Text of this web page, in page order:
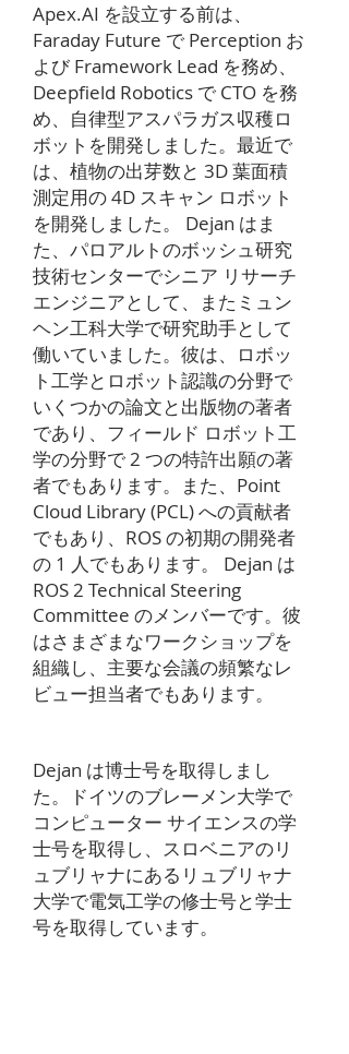
Apex.AI を設立する前は、
Faraday Future で Perception お
よび Framework Lead を務め、
Deepfield Robotics で CTO を務
め、自律型アスパラガス収穫ロ
ボットを開発しました。最近で
は、植物の出芽数と 3D 葉面積
測定用の 4D スキャン ロボット
を開発しました。 Dejan はま
た、パロアルトのボッシュ研究
技術センターでシニア リサーチ
エンジニアとして、またミュン
ヘン工科大学で研究助手として
働いていました。彼は、ロボッ
ト工学とロボット認識の分野で
いくつかの論文と出版物の著者
であり、フィールド ロボット工
学の分野で 2 つの特許出願の著
者でもあります。また、Point
Cloud Library (PCL) への貢献者
でもあり、ROS の初期の開発者
の 1 人でもあります。 Dejan は
ROS 2 Technical Steering
Committee のメンバーです。彼
はさまざまなワークショップを
組織し、主要な会議の頻繁なレ
ビュー担当者でもあります。
Dejan は博士号を取得しまし
た。ドイツのブレーメン大学で
コンピューター サイエンスの学
士号を取得し、スロベニアのリ
ュブリャナにあるリュブリャナ
大学で電気工学の修士号と学士
号を取得しています。